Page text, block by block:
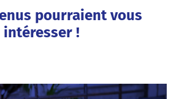
pourraient vous
intéresser !